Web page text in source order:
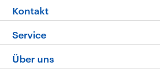
Die Nachrichten
Nachrichtenleicht
Neue Beiträge auf dlf.de
Livestream
Podcasts
Deutschlandfunk App
Kontakt
Hörerservice
Service
FAQ
Über uns